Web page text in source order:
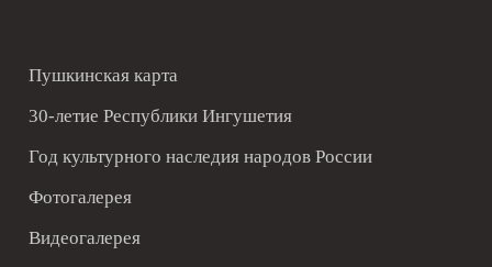
Пушкинская карта
30-летие Республики Ингушетия
Год культурного наследия народов России
Фотогалерея
Видеогалерея